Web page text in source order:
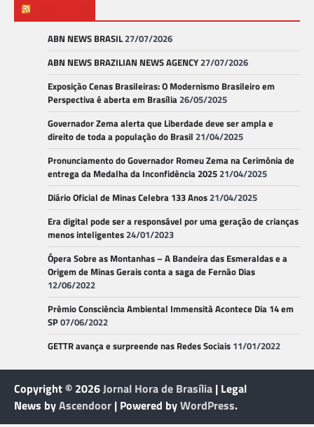
ABN NEWS BRASIL27/07/2026
ABN NEWS BRAZILIAN NEWS AGENCY27/07/2026
Exposição Cenas Brasileiras: O Modernismo Brasileiro em
Perspectiva é aberta em Brasília26/05/2025
Governador Zema alerta que Liberdade deve ser ampla e
direito de toda a população do Brasil 21/04/2025
Pronunciamento do Governador Romeu Zema na Cerimônia de
entrega da Medalha da Inconfidência 202521/04/2025
Diário Oficial de Minas Celebra 133 Anos21/04/2025
Era digital pode ser a responsável por uma geração de crianças
menos inteligentes24/01/2023
Ópera Sobre as Montanhas – A Bandeira das Esmeraldas e a
Origem de Minas Gerais conta a saga de Fernão Dias
12/06/2022
Prêmio Consciência Ambiental Immensità Acontece Dia 14 em
SP07/06/2022
GETTR avança e surpreende nas Redes Sociais 11/01/2022
Copyright © 2026Jornal Hora de Brasília | Legal
News byAscendoor | Powered byWordPress.